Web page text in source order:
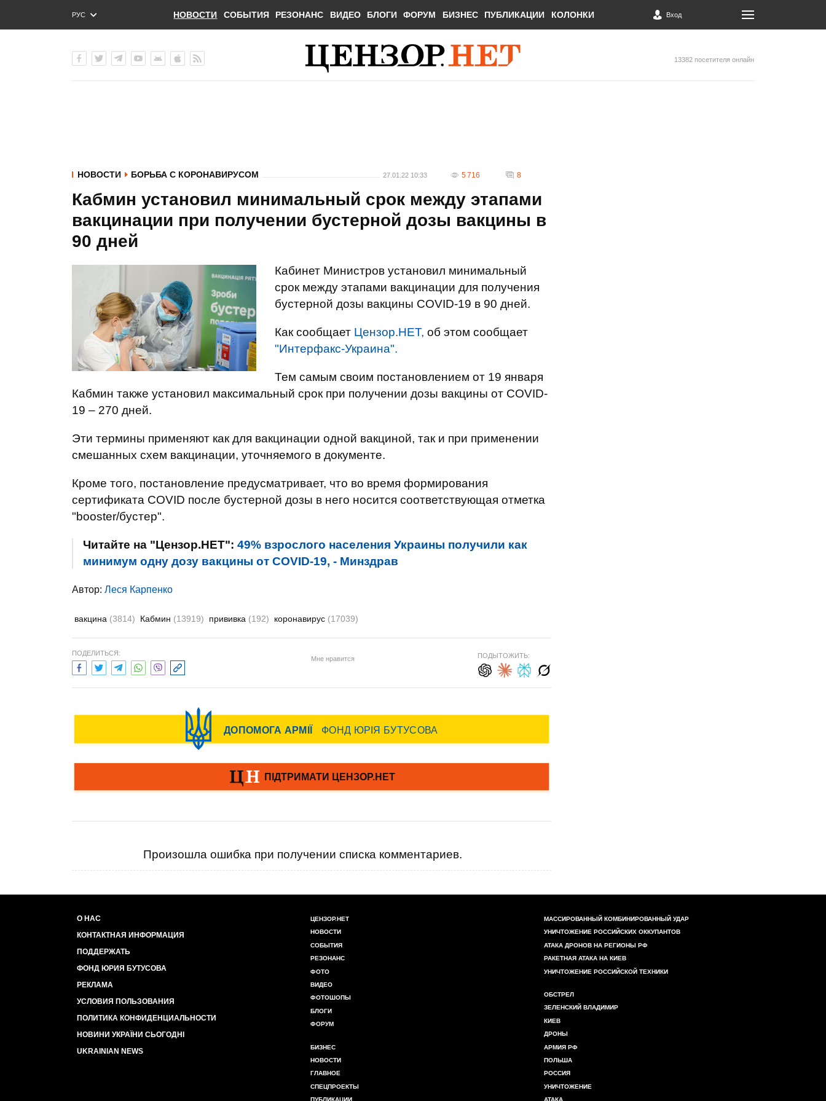
РУС
ENG
НОВОСТИ СОБЫТИЯ РЕЗОНАНС ВИДЕО БЛОГИ ФОРУМ БИЗНЕС ПУБЛИКАЦИИ КОЛОНКИ Вход
13382 посетителя онлайн
НОВОСТИ БОРЬБА С КОРОНАВИРУСОМ 27.01.22 10:33 5 716 8
Кабмин установил минимальный срок между этапами
вакцинации при получении бустерной дозы вакцины в
90 дней
Кабинет Министров установил минимальный
срок между этапами вакцинации для получения
бустерной дозы вакцины COVID-19 в 90 дней.
Как сообщает Цензор.НЕТ, об этом сообщает
"Интерфакс-Украина".
Тем самым своим постановлением от 19 января
Кабмин также установил максимальный срок при получении дозы вакцины от COVID-
19 – 270 дней.
Эти термины применяют как для вакцинации одной вакциной, так и при применении
смешанных схем вакцинации, уточняемого в документе.
Кроме того, постановление предусматривает, что во время формирования
сертификата COVID после бустерной дозы в него носится соответствующая отметка
"booster/бустер".
Читайте на "Цензор.НЕТ": 49% взрослого населения Украины получили как
минимум одну дозу вакцины от COVID-19, - Минздрав
Автор: Леся Карпенко
вакцина (3814) Кабмин (13919) прививка (192) коронавирус (17039)
ПОДЕЛИТЬСЯ:
Мне нравится ПОДЫТОЖИТЬ:
Произошла ошибка при получении списка комментариев.
О НАС
КОНТАКТНАЯ ИНФОРМАЦИЯ
ПОДДЕРЖАТЬ
ФОНД ЮРИЯ БУТУСОВА
РЕКЛАМА
УСЛОВИЯ ПОЛЬЗОВАНИЯ
ПОЛИТИКА КОНФИДЕНЦИАЛЬНОСТИ
НОВИНИ УКРАЇНИ СЬОГОДНІ
UKRAINIAN NEWS
ЦЕНЗОР.НЕТ
НОВОСТИ
СОБЫТИЯ
РЕЗОНАНС
ФОТО
ВИДЕО
ФОТОШОПЫ
БЛОГИ
ФОРУМ
БИЗНЕС
НОВОСТИ
ГЛАВНОЕ
СПЕЦПРОЕКТЫ
ПУБЛИКАЦИИ
МАССИРОВАННЫЙ КОМБИНИРОВАННЫЙ УДАР
УНИЧТОЖЕНИЕ РОССИЙСКИХ ОККУПАНТОВ
АТАКА ДРОНОВ НА РЕГИОНЫ РФ
РАКЕТНАЯ АТАКА НА КИЕВ
УНИЧТОЖЕНИЕ РОССИЙСКОЙ ТЕХНИКИ
ОБСТРЕЛ
ЗЕЛЕНСКИЙ ВЛАДИМИР
КИЕВ
ДРОНЫ
АРМИЯ РФ
ПОЛЬША
РОССИЯ
УНИЧТОЖЕНИЕ
АТАКА